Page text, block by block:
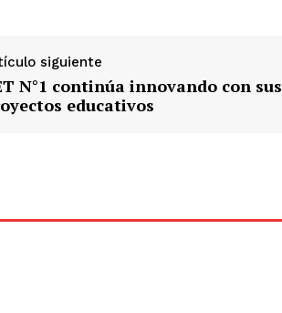
siguiente
N°1 continúa innovando con sus
educativos